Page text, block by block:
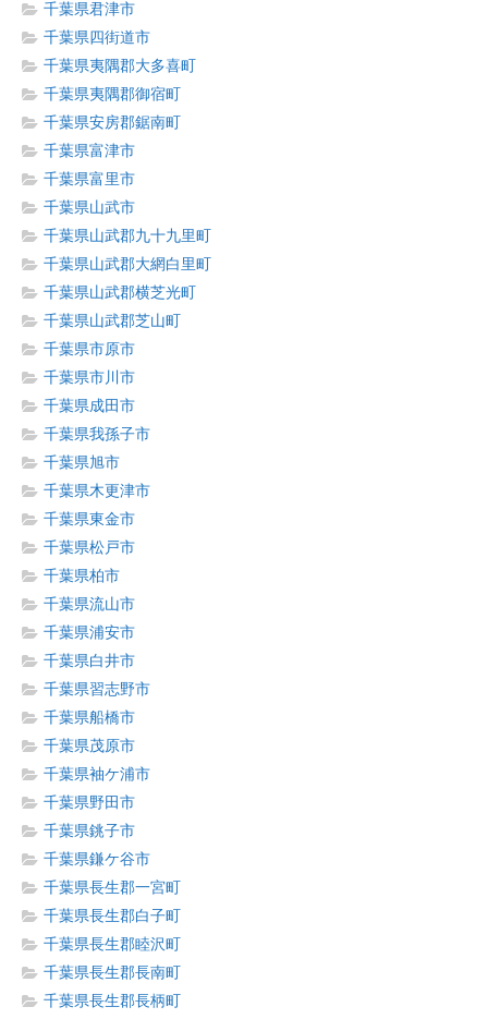
千葉県君津市
千葉県四街道市
千葉県夷隅郡大多喜町
千葉県夷隅郡御宿町
千葉県安房郡鋸南町
千葉県富津市
千葉県富里市
千葉県山武市
千葉県山武郡九十九里町
千葉県山武郡大網白里町
千葉県山武郡横芝光町
千葉県山武郡芝山町
千葉県市原市
千葉県市川市
千葉県成田市
千葉県我孫子市
千葉県旭市
千葉県木更津市
千葉県東金市
千葉県松戸市
千葉県柏市
千葉県流山市
千葉県浦安市
千葉県白井市
千葉県習志野市
千葉県船橋市
千葉県茂原市
千葉県袖ケ浦市
千葉県野田市
千葉県銚子市
千葉県鎌ケ谷市
千葉県長生郡一宮町
千葉県長生郡白子町
千葉県長生郡睦沢町
千葉県長生郡長南町
千葉県長生郡長柄町